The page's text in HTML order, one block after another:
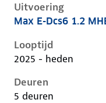
Uitvoering
Citroen C3 iv, 1.2
Max E-Dcs6 1.2
Looptijd
2025 - heden
Deuren
5 deuren